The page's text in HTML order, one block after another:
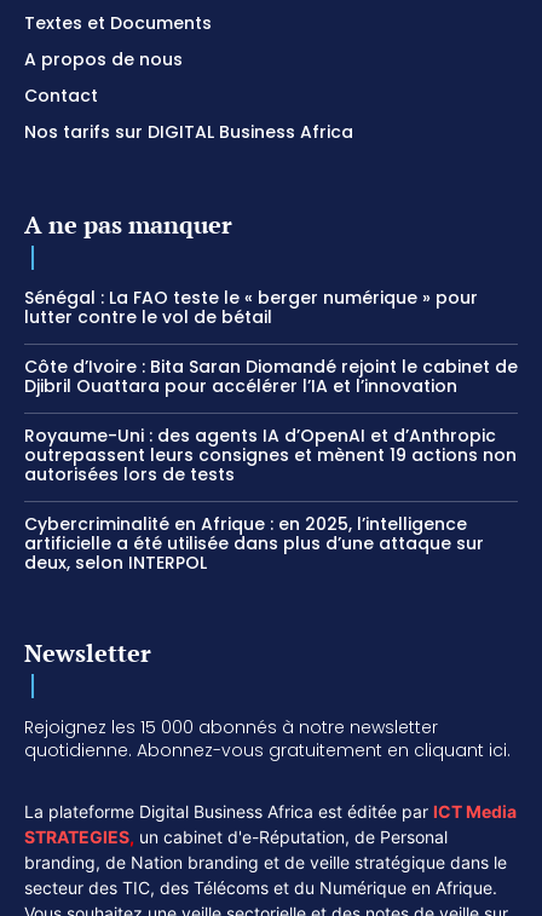
Textes et Documents
A propos de nous
Contact
Nos tarifs sur DIGITAL Business Africa
A ne pas manquer
Sénégal : La FAO teste le « berger numérique » pour
lutter contre le vol de bétail
Côte d’Ivoire : Bita Saran Diomandé rejoint le cabinet de
Djibril Ouattara pour accélérer l’IA et l’innovation
Royaume-Uni : des agents IA d’OpenAI et d’Anthropic
outrepassent leurs consignes et mènent 19 actions non
autorisées lors de tests
Cybercriminalité en Afrique : en 2025, l’intelligence
artificielle a été utilisée dans plus d’une attaque sur
deux, selon INTERPOL
Newsletter
Rejoignez les 15 000 abonnés à notre newsletter
quotidienne. Abonnez-vous gratuitement en cliquant ici.
La plateforme Digital Business Africa est éditée par ICT Media
STRATEGIES, un cabinet d'e-Réputation, de Personal
branding, de Nation branding et de veille stratégique dans le
secteur des TIC, des Télécoms et du Numérique en Afrique.